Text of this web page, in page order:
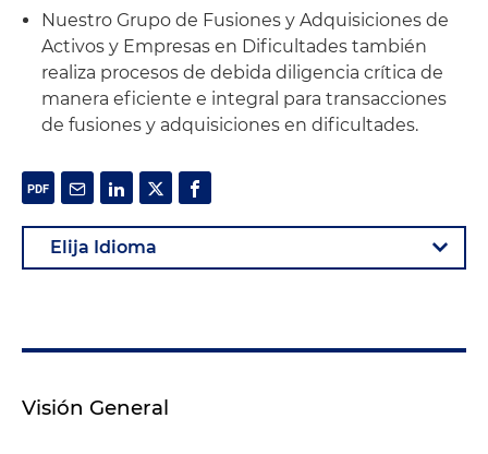
Nuestro Grupo de Fusiones y Adquisiciones de
Activos y Empresas en Dificultades también
realiza procesos de debida diligencia crítica de
manera eficiente e integral para transacciones
de fusiones y adquisiciones en dificultades.
Visión General